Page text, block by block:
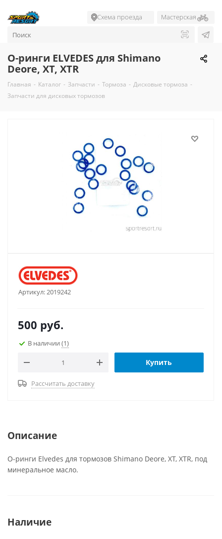
Схема проезда Мастерская
О-ринги ELVEDES для Shimano
Deore, XT, XTR
Главная - Каталог - Запчасти - Тормоза - Дисковые тормоза -
Запчасти для дисковых тормозов
Артикул:2019242
500 руб.
В наличии (1)
Купить
Рассчитать доставку
Описание
О-ринги Elvedes для тормозов Shimano Deore, XT, XTR, под
минеральное масло.
Наличие